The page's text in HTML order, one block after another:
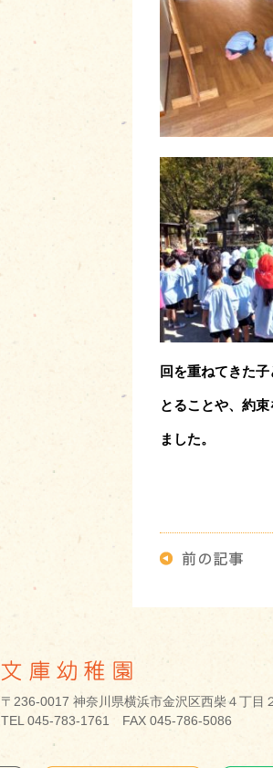
回を重ねてきた
とることや、約
ました。
〒236-0017 神奈川県横浜市金沢区西柴４丁
TEL 045-783-1761 FAX 045-786-5086